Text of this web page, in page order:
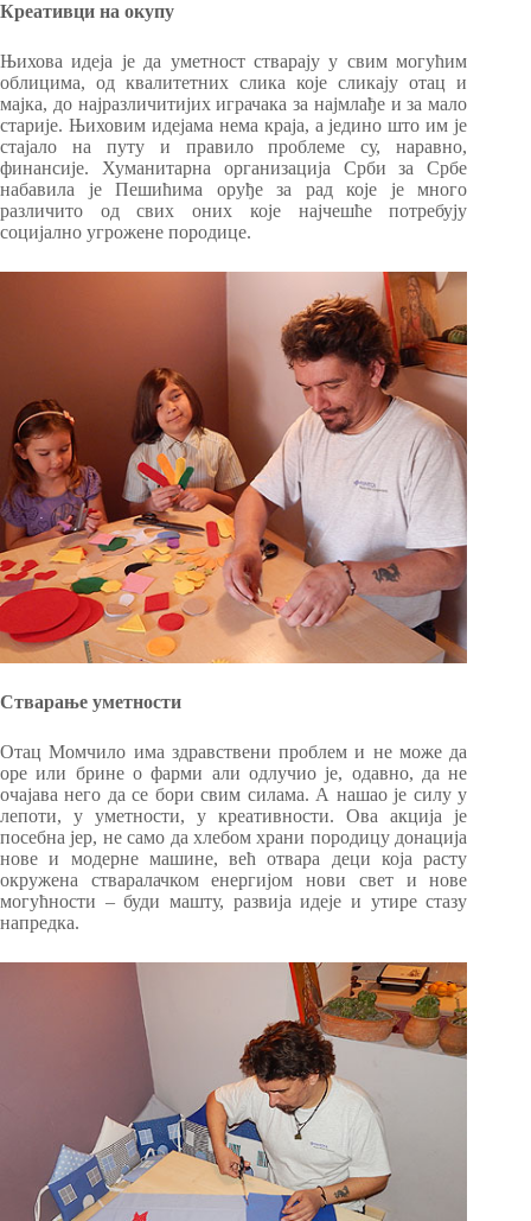
Креативци на окупу
Њихова идеја је да уметност стварају у свим могућим
облицима, од квалитетних слика које сликају отац и
мајка, до најразличитијих играчака за најмлађе и за мало
старије. Њиховим идејама нема краја, а једино што им је
стајало на путу и правило проблеме су, наравно,
финансије. Хуманитарна организација Срби за Србе
набавила је Пешићима оруђе за рад које је много
различито од свих оних које најчешће потребују
социјално угрожене породице.
Стварање уметности
Отац Момчило има здравствени проблем и не може да
оре или брине о фарми али одлучио је, одавно, да не
очајава него да се бори свим силама. А нашао је силу у
лепоти, у уметности, у креативности. Ова акција је
посебна јер, не само да хлебом храни породицу донација
нове и модерне машине, већ отвара деци која расту
окружена стваралачком енергијом нови свет и нове
могућности – буди машту, развија идеје и утире стазу
напредка.